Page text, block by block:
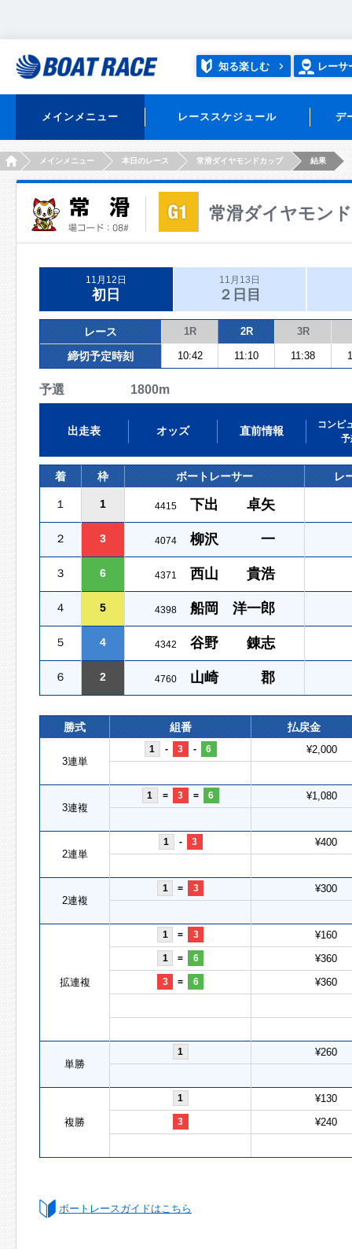
知る楽しむ レーサ
メインメニュー レーススケジュール デ
HOMEメインメニュー 本日のレース 常滑ダイヤモンドカップ 結果
常滑ダイヤモン
11月12日
初日
11月13日
２日目
レース 1R 2R 3R
締切予定時刻 10:42 11:10 11:38
予選 1800m
出走表 オッズ 直前情報
コンピ
予
着 枠 ボートレーサー レ
１ 1 4415 下出 卓矢
２ 3 4074 柳沢 一
３ 6 4371 西山 貴浩
４ 5 4398 船岡 洋一郎
５ 4 4342 谷野 錬志
６ 2 4760 山崎 郡
勝式 組番 払戻金
3連単
1 - 3 - 6 ¥2,000
3連複
1 = 3 = 6 ¥1,080
2連単
1 - 3 ¥400
2連複
1 = 3 ¥300
拡連複
1 = 3 ¥160
1 = 6 ¥360
3 = 6 ¥360
単勝
1 ¥260
複勝
1 ¥130
3 ¥240
ボートレースガイドはこちら